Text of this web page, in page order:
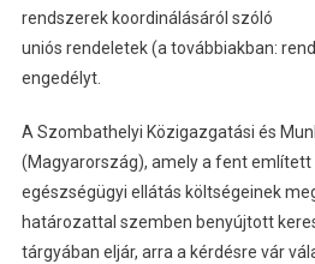
rendszerek koordinálásáról szóló
uniós rendeletek (a továbbiakban:
engedélyt.
A Szombathelyi Közigazgatási és
(Magyarország), amely a fent említett
egészségügyi ellátás költségeinek
határozattal szemben benyújtott
tárgyában eljár, arra a kérdésre vár